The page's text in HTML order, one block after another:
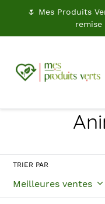
🌷 Mes Produits
remise
C
l
TRIER PAR